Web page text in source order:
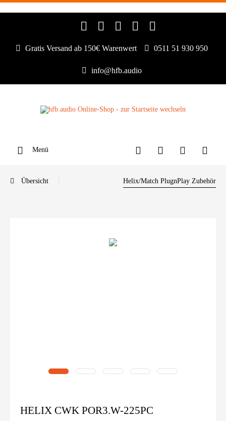
Gratis Versand ab 150€ Warenwert 0511 51 930 950
info@hfb.audio
Menü
Übersicht Helix/Match PlugnPlay Zubehör
HELIX CWK POR3.W-225PC